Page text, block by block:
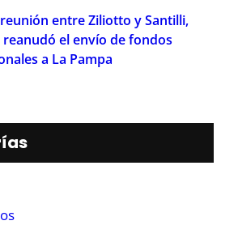
entre Ziliotto y Santilli,
reanudó el envío de fondos
a La Pampa